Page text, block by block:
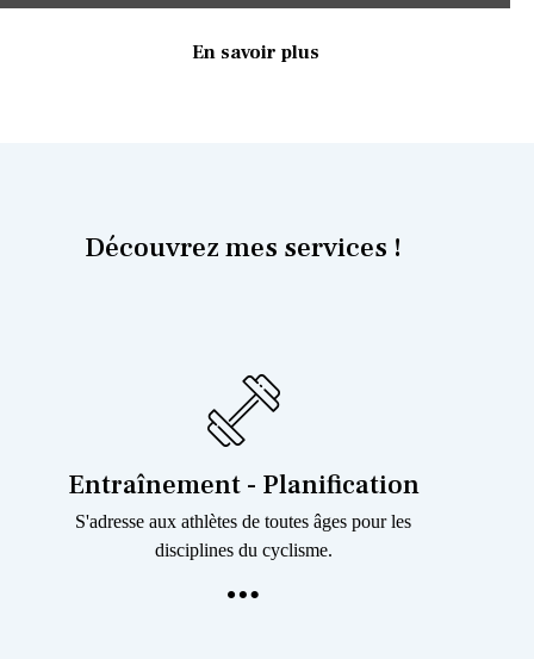
En savoir plus
Découvrez mes services !
Entraînement - Planification
S'adresse aux athlètes de toutes âges pour les
disciplines du cyclisme.